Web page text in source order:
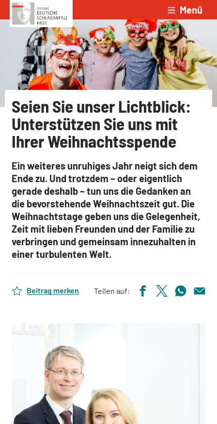
Zum Inhalt springen Menü
Seien Sie unser Lichtblick:
Unterstützen Sie uns mit
Ihrer Weihnachtsspende
Ein weiteres unruhiges Jahr neigt sich dem
Ende zu. Und trotzdem – oder eigentlich
gerade deshalb – tun uns die Gedanken an
die bevorstehende Weihnachtszeit gut. Die
Weihnachtstage geben uns die Gelegenheit,
Zeit mit lieben Freunden und der Familie zu
verbringen und gemeinsam innezuhalten in
einer turbulenten Welt.
Beitrag merken Teilen auf: